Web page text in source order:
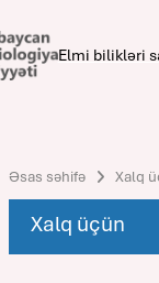
Elmi bilikləri
Əsas səhifə Xalq
Xalq üçün